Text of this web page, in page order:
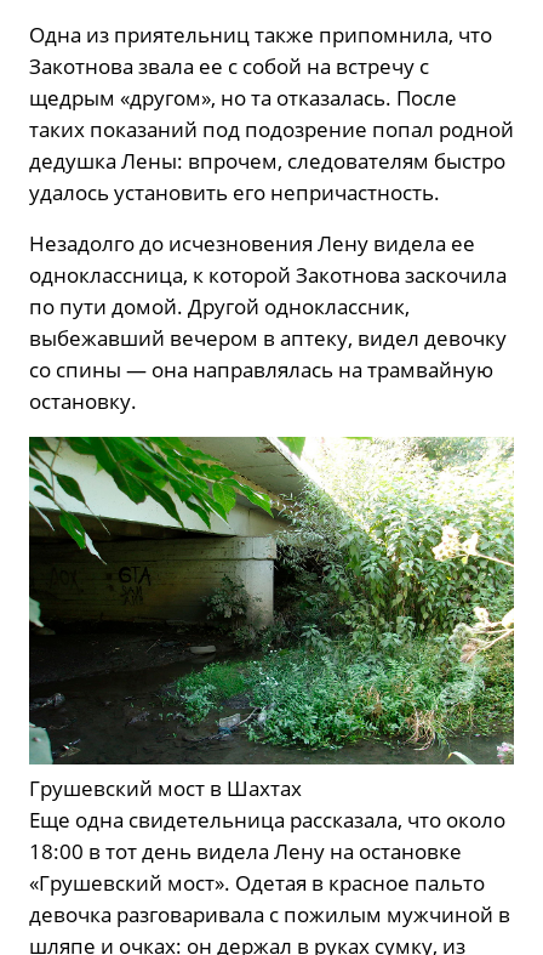
Одна из приятельниц также припомнила, что
Закотнова звала ее с собой на встречу с
щедрым «другом», но та отказалась. После
таких показаний под подозрение попал родной
дедушка Лены: впрочем, следователям быстро
удалось установить его непричастность.
Незадолго до исчезновения Лену видела ее
одноклассница, к которой Закотнова заскочила
по пути домой. Другой одноклассник,
выбежавший вечером в аптеку, видел девочку
со спины — она направлялась на трамвайную
остановку.
Грушевский мост в Шахтах
Еще одна свидетельница рассказала, что около
18:00 в тот день видела Лену на остановке
«Грушевский мост». Одетая в красное пальто
девочка разговаривала с пожилым мужчиной в
шляпе и очках: он держал в руках сумку, из